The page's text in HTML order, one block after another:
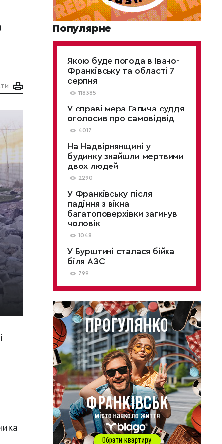
Популярне
Якою буде погода в Івано-
Франківську та області 7
серпня
118385
У справі мера Галича суддя
оголосив про самовідвід
4017
На Надвірнянщині у
будинку знайшли мертвими
двох людей
2290
У Франківську після
падіння з вікна
багатоповерхівки загинув
чоловік
1048
У Бурштині сталася бійка
біля АЗС
799